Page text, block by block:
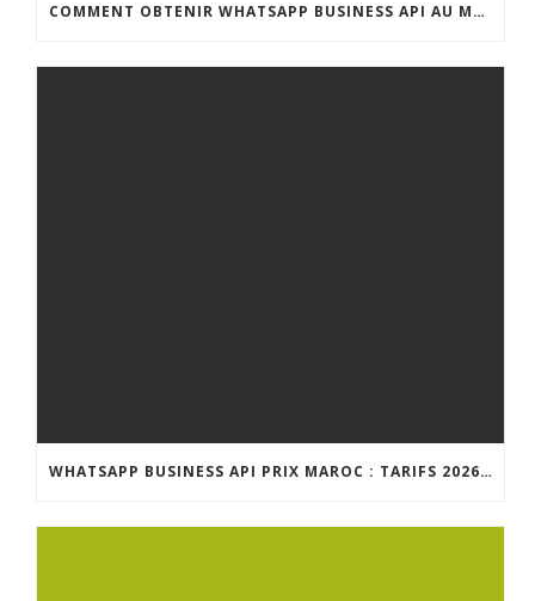
COMMENT OBTENIR WHATSAPP BUSINESS API AU MAROC : GUIDE COMPLET
WHATSAPP BUSINESS API PRIX MAROC : TARIFS 2026 ET GUIDE COMPLET